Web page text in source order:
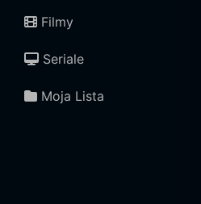
Filmy
Seriale
Moja Lista